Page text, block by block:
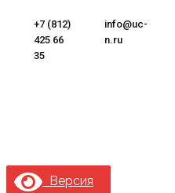
Перейти
содержимому
+7 (812)
425 66
35
info@uc-
n.ru
Версия